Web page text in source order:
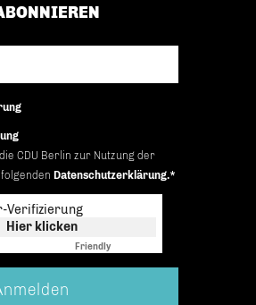
CDU Berlin zur Nutzung der
Datenschutzerklärung.*
Verifizierung
Hier klicken
Friendly